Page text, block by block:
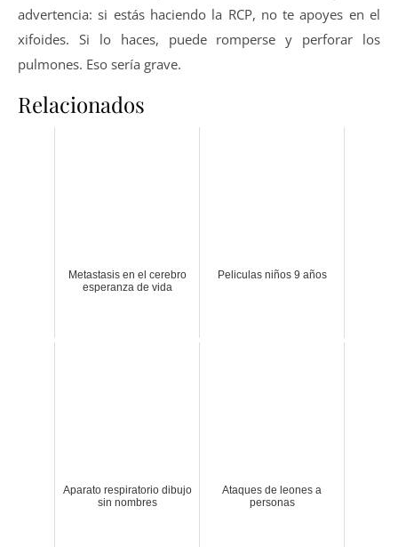
advertencia: si estás haciendo la RCP, no te apoyes en el
xifoides. Si lo haces, puede romperse y perforar los
pulmones. Eso sería grave.
Relacionados
Metastasis en el cerebro
esperanza de vida
Peliculas niños 9 años
Aparato respiratorio dibujo
sin nombres
Ataques de leones a
personas